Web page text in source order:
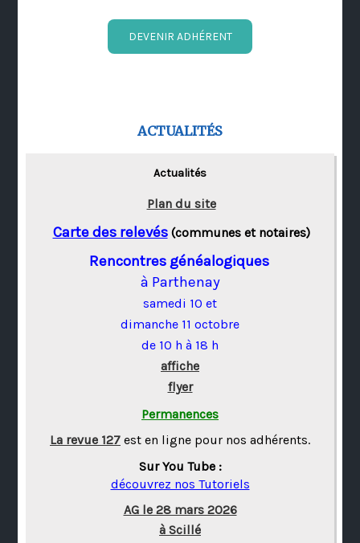
DEVENIR ADHÉRENT
ACTUALITÉS
Actualités
Plan du site
Carte des relevés(communes et notaires)
Rencontres généalogiques
à Parthenay
samedi 10 et
dimanche 11 octobre
de 10 h à 18 h
affiche
flyer
Permanences
La revue 127 est en ligne pour nos adhérents.
Sur You Tube :
découvrez nos Tutoriels
AG le 28 mars 2026
à Scillé